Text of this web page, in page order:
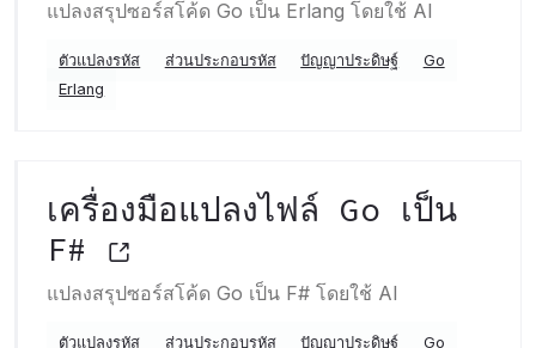
แปลงสรุปซอร์สโค้ด Go เป็น Erlang โดยใช้ AI
ตัวแปลงรหัส ส่วนประกอบรหัส ปัญญาประดิษฐ์
Go
Erlang
เครื่องมือแปลงไฟล์ Go เป็น
F#
แปลงสรุปซอร์สโค้ด Go เป็น F# โดยใช้ AI
ตัวแปลงรหัส ส่วนประกอบรหัส ปัญญาประดิษฐ์
Go